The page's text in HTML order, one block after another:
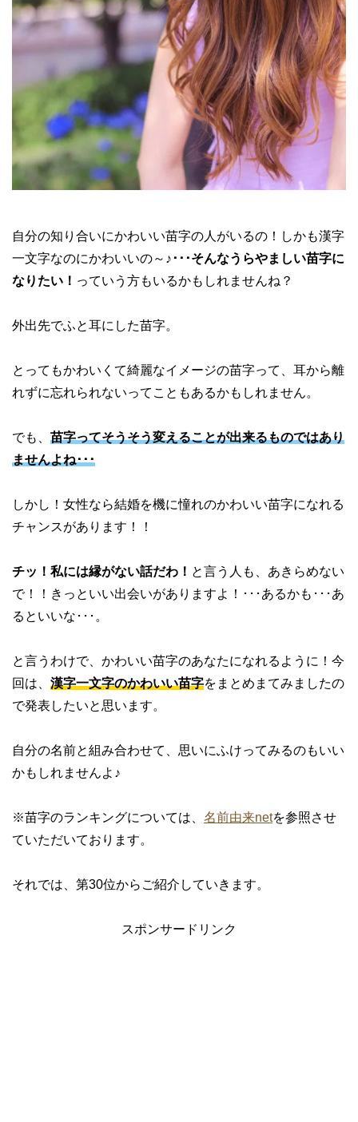
自分の知り合いにかわいい苗字の人がいるの！しかも漢字
一文字なのにかわいいの～♪ ･･･そんなうらやましい苗字に
なりたい！ っていう方もいるかもしれませんね？
外出先でふと耳にした苗字。
とってもかわいくて綺麗なイメージの苗字って、耳から離
れずに忘れられないってこともあるかもしれません。
でも、 苗字ってそうそう変えることが出来るものではあり
ませんよね･･･
しかし！女性なら結婚を機に憧れのかわいい苗字になれる
チャンスがあります！！
チッ！私には縁がない話だわ！ と言う人も、あきらめない
で！！きっといい出会いがありますよ！･･･あるかも･･･あ
るといいな･･･。
と言うわけで、かわいい苗字のあなたになれるように！今
回は、 漢字一文字のかわいい苗字をまとめまてみましたの
で発表したいと思います。
自分の名前と組み合わせて、思いにふけってみるのもいい
かもしれませんよ♪
※苗字のランキングについては、 名前由来netを参照させ
ていただいております。
それでは、第30位からご紹介していきます。
スポンサードリンク